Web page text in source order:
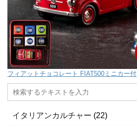
フィアットチョコレート FIAT500ミニカー付
イタリアンカルチャー (22)